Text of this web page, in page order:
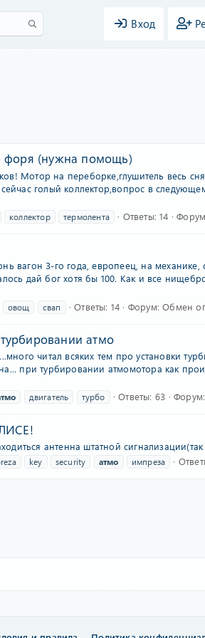
Вход
форя (нужна помощь)
Мотор на переборке,глушитель весь
голый коллектор,вопрос в
коллектор термолента Ответы: 14
вагон 3-го года, европеец, на
дай бог хотя бы 100. Как и все
овощ свап Ответы: 14 Форум:Обмен
атмо
читал всяких тем про установки
при турбировании атмомотора как
двигатель турбо Ответы: 63
антенна штатной
key security атмо импреза